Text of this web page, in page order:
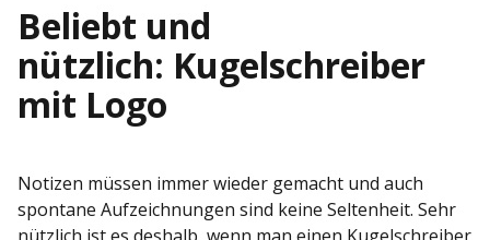
Beliebt und
nützlich: Kugelschreiber
mit Logo
Notizen müssen immer wieder gemacht und auch
spontane Aufzeichnungen sind keine Seltenheit. Sehr